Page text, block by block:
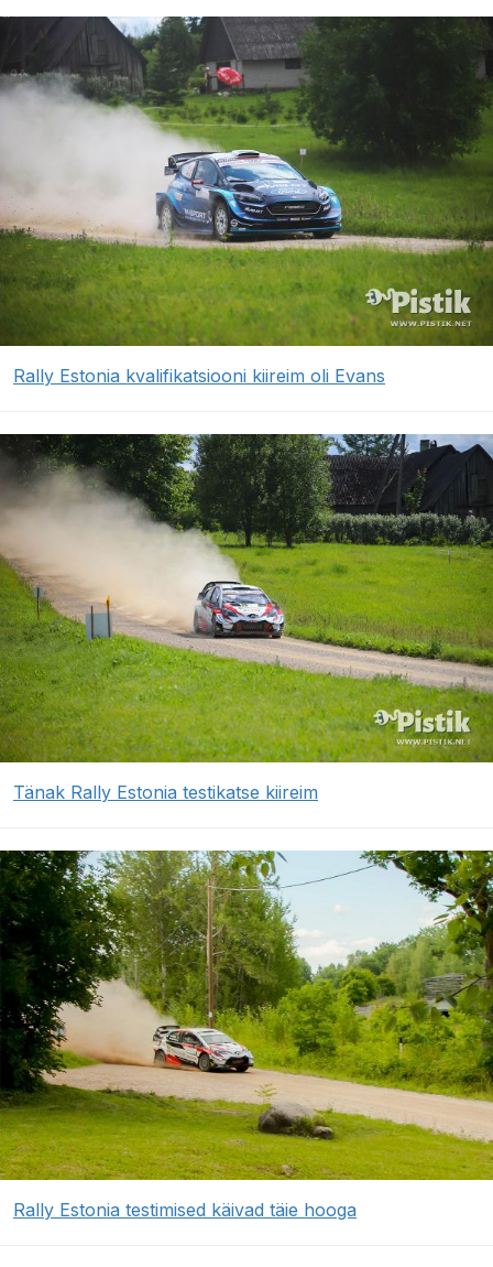
Rally Estonia kvalifikatsiooni kiireim oli Evans
Tänak Rally Estonia testikatse kiireim
Rally Estonia testimised käivad täie hooga